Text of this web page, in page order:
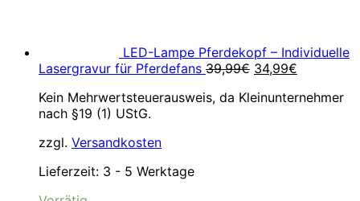
LED-Lampe Pferdekopf – Individuelle
Lasergravur für Pferdefans 39,99€ Ursprünglicher
war:
34,99€
ist:
Kein Mehrwertsteuerausweis, da Kleinunternehmer
nach §19 (1) UStG.
zzgl. Versandkosten
Lieferzeit: 3 - 5 Werktage